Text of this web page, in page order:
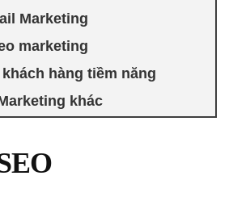
Marketing
marketing
hàng tiềm năng
khác